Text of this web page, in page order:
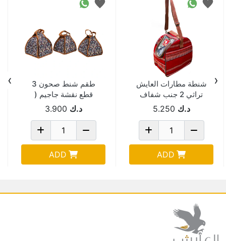
شنطة مطارات العايش
تراثي 2 جنب شفاف
احمر 10488-T
د.ك 5.250
ADD
طقم شنط صحون 3
قطع نقشة جاجيم (
الزهراء )د.ك 3.900
ADD
‹
›